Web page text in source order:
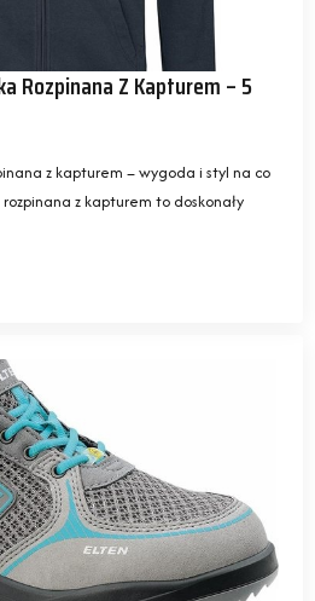
Rozpinana Z Kapturem – 5
z kapturem – wygoda i styl na co
z kapturem to doskonały